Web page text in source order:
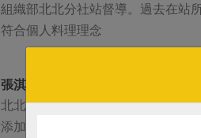
組織部北北分社站督導。過去在站
符合個人料理理念
張淇淇
北北分社資深社員，擅長烘焙糕點
添加物，料理時百變好運用。